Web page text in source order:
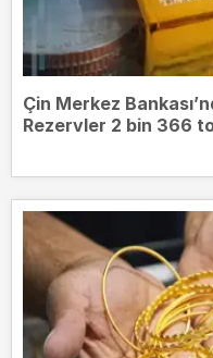
Çin Merkez
Rezervler 2 bin 366